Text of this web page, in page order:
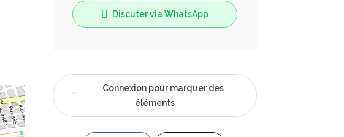
Discuter via WhatsApp
Connexion pour marquer des
éléments